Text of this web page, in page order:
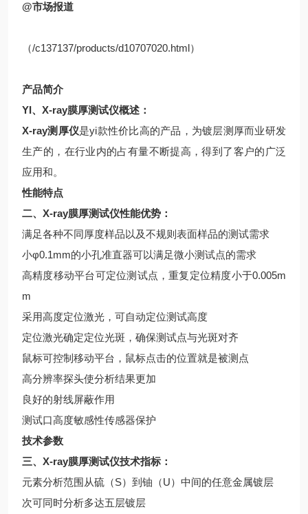
@市场报道
（/c137137/products/d10707020.html）
产品简介
YI、 X-ray膜厚测试仪概述：
X-ray测厚仪是yi款性价比高的产品，为镀层测厚而业研发
生产的，在行业内的占有量不断提高，得到了客户的广泛
应用和。
性能特点
二、 X-ray膜厚测试仪性能优势：
满足各种不同厚度样品以及不规则表面样品的测试需求
小φ0.1mm的小孔准直器可以满足微小测试点的需求
高精度移动平台可定位测试点，重复定位精度小于0.005m
m
采用高度定位激光，可自动定位测试高度
定位激光确定定位光斑，确保测试点与光斑对齐
鼠标可控制移动平台，鼠标点击的位置就是被测点
高分辨率探头使分析结果更加
良好的射线屏蔽作用
测试口高度敏感性传感器保护
技术参数
三、 X-ray膜厚测试仪技术指标：
元素分析范围从硫（S）到铀（U）中间的任意金属镀层
次可同时分析多达五层镀层